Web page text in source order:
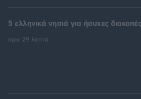
5 ελληνικά νησιά για ήσυχες διακοπές
πριν 29 λεπτά